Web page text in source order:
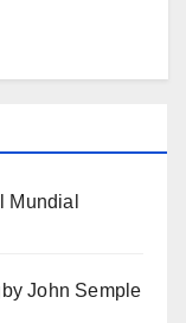
Mundial
John Semple